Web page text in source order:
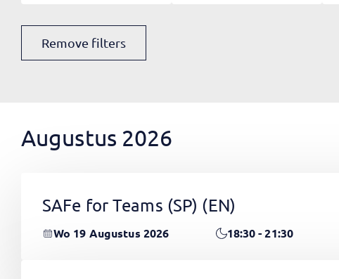
Remove filters
Augustus 2026
SAFe for Teams (SP) (EN)
Wo 19 Augustus 2026 18:30 - 21:30